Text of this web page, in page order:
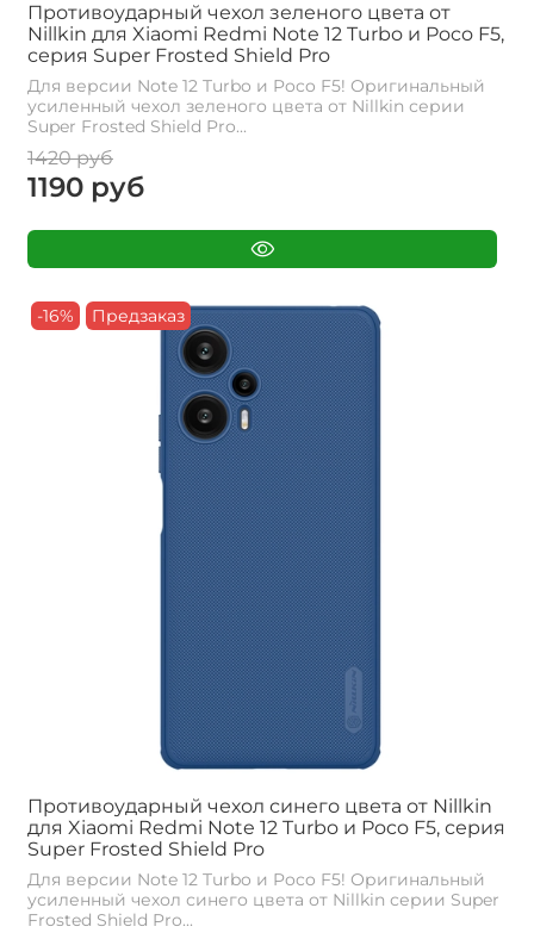
Противоударный чехол зеленого цвета от
Nillkin для Xiaomi Redmi Note 12 Turbo и Poco F5,
серия Super Frosted Shield Pro
Для версии Note 12 Turbo и Poco F5! Оригинальный
усиленный чехол зеленого цвета от Nillkin серии
Super Frosted Shield Pro...
1420 руб
1190 руб
-16% Предзаказ
Противоударный чехол синего цвета от Nillkin
для Xiaomi Redmi Note 12 Turbo и Poco F5, серия
Super Frosted Shield Pro
Для версии Note 12 Turbo и Poco F5! Оригинальный
усиленный чехол синего цвета от Nillkin серии Super
Frosted Shield Pro...